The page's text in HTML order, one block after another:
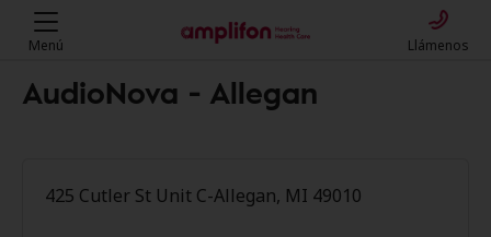
Menú Llámenos
AudioNova - Allegan
425 Cutler St Unit C-Allegan, MI 49010